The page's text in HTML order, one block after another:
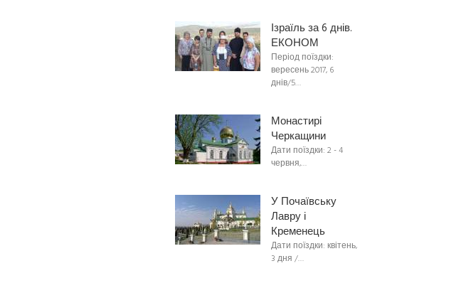
Ізраїль за 6 днів.
ЕКОНОМ
Період поїздки:
вересень 2017, 6
днів/5…
Монастирі
Черкащини
Дати поїздки: 2 - 4
червня,…
У Почаївську
Лавру і
Кременець
Дати поїздки: квітень,
3 дня /…